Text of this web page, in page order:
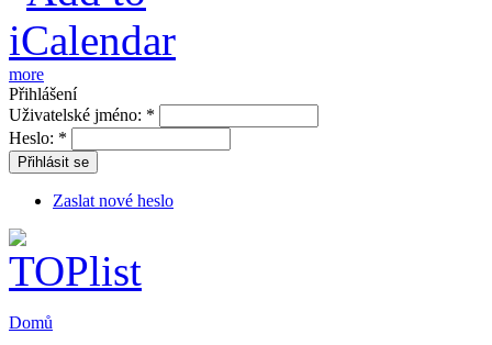
more
Přihlášení
Uživatelské jméno: *
Heslo: *
Přihlásit se
Zaslat nové heslo
Domů